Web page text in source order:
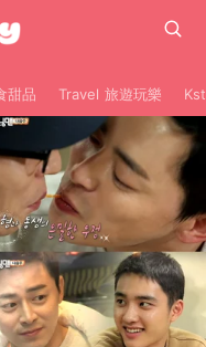
甜品 Travel 旅遊玩樂